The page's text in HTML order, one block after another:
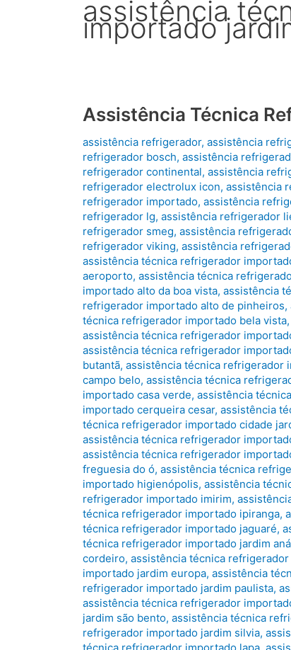
assistência
importado
Assistência Técnica
assistência refrigerador, assistência
refrigerador bosch, assistência
refrigerador continental, assistência
refrigerador electrolux icon, assistência
refrigerador importado, assistência
refrigerador lg, assistência refrigerador
refrigerador smeg, assistência
refrigerador viking, assistência
assistência técnica refrigerador
aeroporto, assistência técnica
importado alto da boa vista, assistência
refrigerador importado alto de pinheiros,
técnica refrigerador importado bela vista,
assistência técnica refrigerador
assistência técnica refrigerador
butantã, assistência técnica refrigerador
campo belo, assistência técnica
importado casa verde, assistência
importado cerqueira cesar, assistência
técnica refrigerador importado cidade
assistência técnica refrigerador
assistência técnica refrigerador
freguesia do ó, assistência técnica
importado higienópolis, assistência
refrigerador importado imirim,
técnica refrigerador importado ipiranga,
técnica refrigerador importado jaguaré,
técnica refrigerador importado jardim
cordeiro, assistência técnica
importado jardim europa, assistência
refrigerador importado jardim paulista,
assistência técnica refrigerador
jardim são bento, assistência técnica
refrigerador importado jardim silvia,